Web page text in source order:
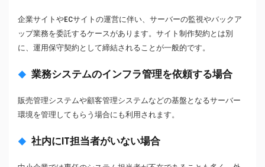
企業サイトやECサイトの運営に伴い、サーバーの監視やバックア
ップ業務を委託するケースがあります。サイト制作契約とは別
に、運用保守契約として締結されることが一般的です。
業務システムのインフラ管理を依頼する場合
販売管理システムや顧客管理システムなどの基盤となるサーバー
環境を管理してもらう場合にも利用されます。
社内にIT担当者がいない場合